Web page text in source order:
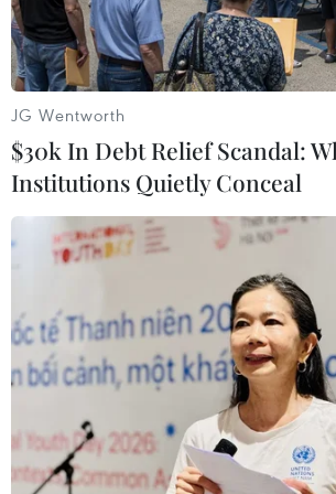
Ba Lan kỳ vọng tuyến đường ống Baltic
khí đốt nhập khẩu từ Nga. (Ảnh:
Đại diện của Chính phủ Ba Lan về
năng lượng chiến lược, ông Petr
16/9 tuyên bố nước này không có
hợp đồng mua khí đốt với Tập
Gazprom của Nga.
JG Wentworth
$30k In Debt Relief Scandal:
Institutions Quietly Conceal